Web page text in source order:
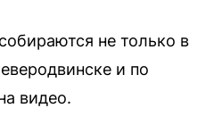
не только в
и по
видео.